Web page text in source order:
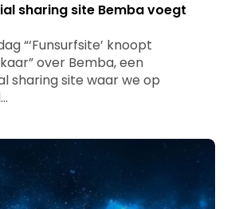
sharing site Bemba voegt
“‘Funsurfsite’ knoopt
over Bemba, een
sharing site waar we op